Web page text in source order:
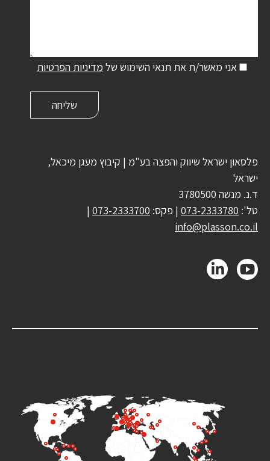
אני מאשר/ת את תנאי השימוש של מדיניות הפרטיות
פלסאון ישראל שיווק והפצה בע"מ | קיבוץ מעגן מיכאל,
ישראל
ד.נ. מנשה 3780500
טל': 073-2333780 | פקס: 073-2333700
|
info@plasson.co.il